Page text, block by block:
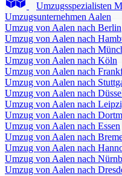
Umzugsspezialisten
Umzugsunternehmen Aalen
Umzug von Aalen nach Berlin
Umzug von Aalen nach
Umzug von Aalen nach
Umzug von Aalen nach Köln
Umzug von Aalen nach
Umzug von Aalen nach
Umzug von Aalen nach
Umzug von Aalen nach
Umzug von Aalen nach
Umzug von Aalen nach Essen
Umzug von Aalen nach
Umzug von Aalen nach
Umzug von Aalen nach
Umzug von Aalen nach